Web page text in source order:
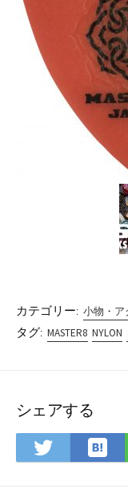
カテゴリー: 小物・ア
タグ: MASTER8 NYLON
シェアする
で
は
て